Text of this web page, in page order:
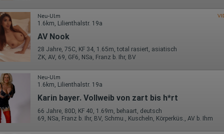
Neu-Ulm
1.6km, Lilienthalstr. 19a
AV Nook
28 Jahre, 75C, KF 34, 1.65m, total rasiert, asiatisch
ZK, AV, 69, GF6, NSa, Franz b. Ihr, BV
Neu-Ulm
1.6km, Lilienthalstr. 19a
Karin bayer. Vollweib von zart bis h*rt
66 Jahre, 80D, KF 40, 1.69m, behaart, deutsch
69, NSa, Franz b. Ihr, BV, Schmu., Kuscheln, Körperküs., AV b. Ihm